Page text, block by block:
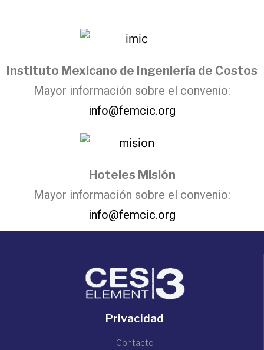
Instituto Mexicano de Ingeniería de Costos
Mayor información sobre el convenio:
info@femcic.org
Hoteles Misión
Mayor información sobre el convenio:
info@femcic.org
Privacidad
Contacto